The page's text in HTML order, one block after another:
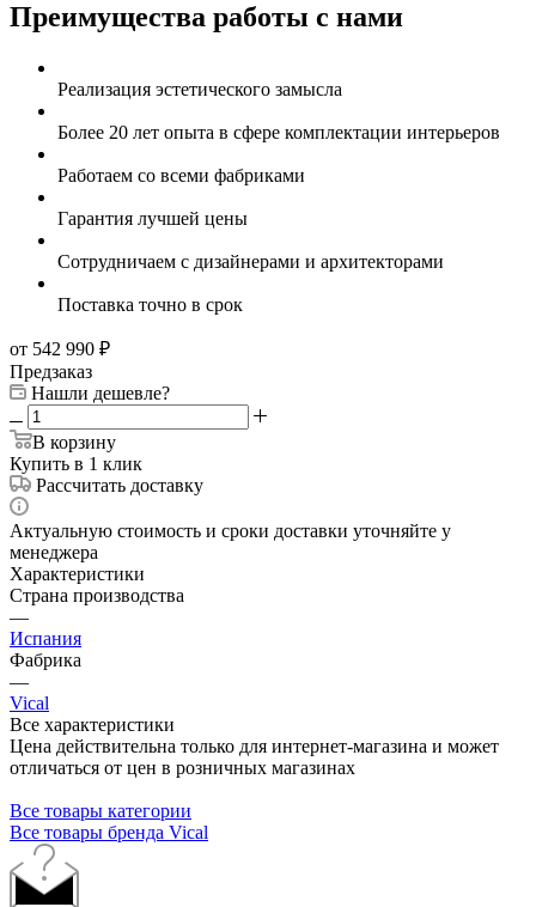
Преимущества работы с нами
Реализация эстетического замысла
Более 20 лет опыта в сфере комплектации интерьеров
Работаем со всеми фабриками
Гарантия лучшей цены
Сотрудничаем с дизайнерами и архитекторами
Поставка точно в срок
от 542 990 ₽
Предзаказ
Нашли дешевле?
В корзину
Купить в 1 клик
Рассчитать доставку
Актуальную стоимость и сроки доставки уточняйте у
менеджера
Характеристики
Страна производства
—
Испания
Фабрика
—
Vical
Все характеристики
Цена действительна только для интернет-магазина и может
отличаться от цен в розничных магазинах
Все товары категории
Все товары бренда Vical